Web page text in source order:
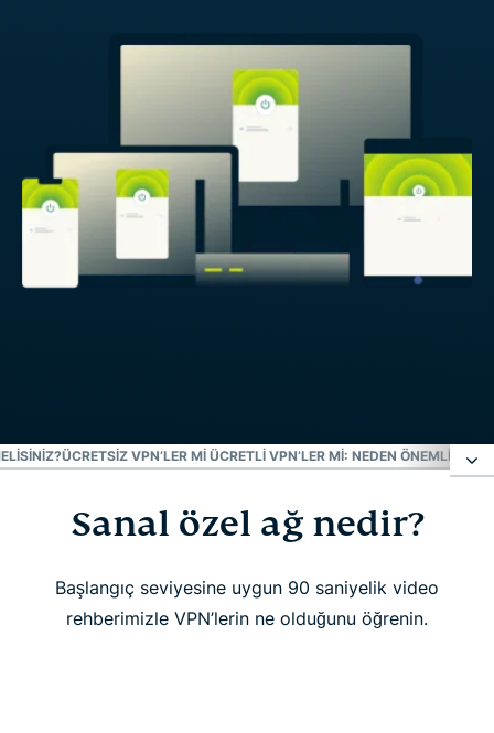
ÜCRETSIZ VPN’LER MI ÜCRETLI VPN’LER MI: NEDEN ÖNEMLI?
Sanal özel ağ nedir?
VPN ne için kullanılır?
Sanal özel ağ nedir?
Başlangıç seviyesine uygun 90 saniyelik video
rehberimizle VPN’lerin ne olduğunu öğrenin.